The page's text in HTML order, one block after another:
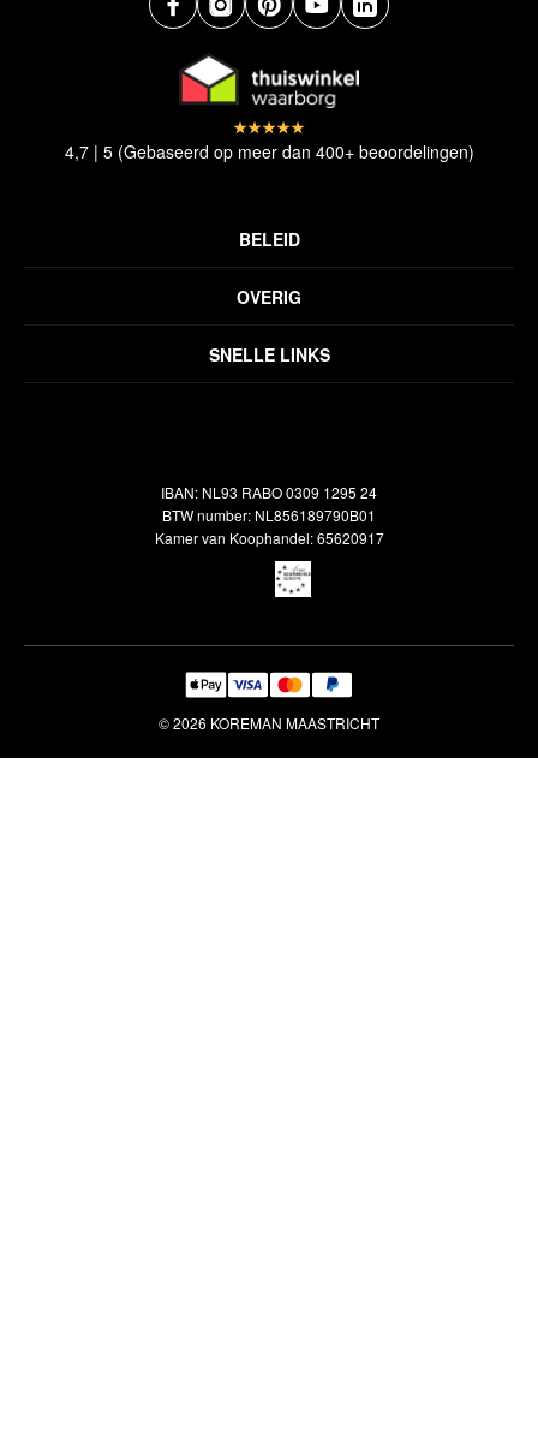
SNELLE LINKS
OVERIG
Inspiratie
Veelgestelde vragen
BELEID
Disclaimer
Verzendbeleid
4,7 | 5 (Gebaseerd op meer dan 400+ beoordelingen)
IBAN: NL93 RABO 0309 1295 24
BTW number: NL856189790B01
Kamer van Koophandel: 65620917
© 2026 KOREMAN MAASTRICHT